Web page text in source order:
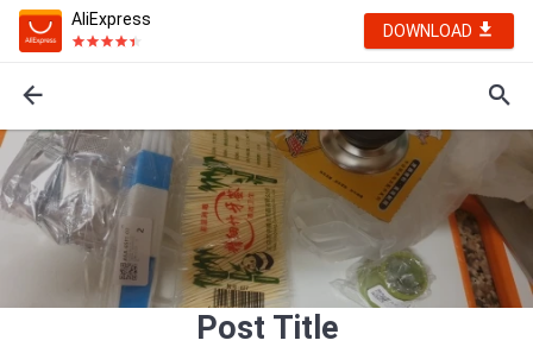
AliExpress
DOWNLOAD
Post Title